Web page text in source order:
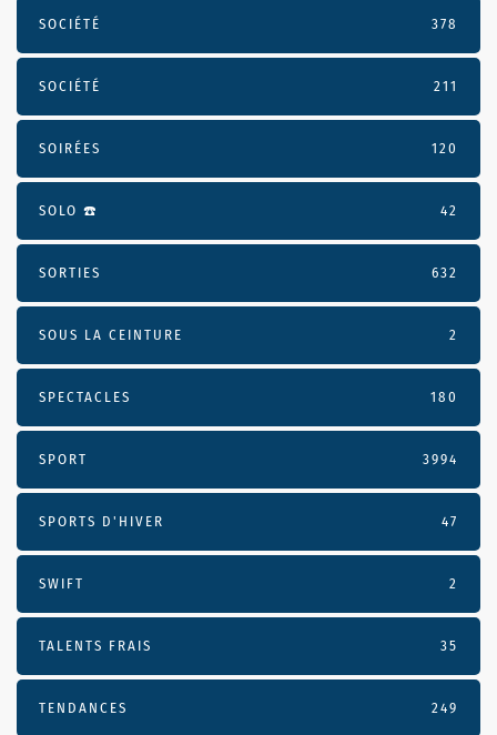
SOCIÉTÉ 378
SOCIÉTÉ 211
SOIRÉES 120
SOLO ☎️ 42
SORTIES 632
SOUS LA CEINTURE 2
SPECTACLES 180
SPORT 3994
SPORTS D'HIVER 47
SWIFT 2
TALENTS FRAIS 35
TENDANCES 249